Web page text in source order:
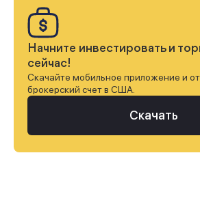
Начните инвестировать и
сейчас!
Скачайте мобильное приложение и
брокерский счет в США.
Скачать